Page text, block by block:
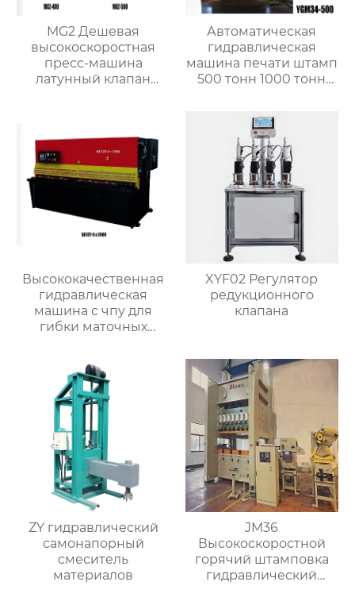
MG2 Дешевая
высокоскоростная
пресс-машина
латунный клапан
Автоматическая
гидравлическая
машина печати штамп
500 тонн 1000 тонн
Высококачественная
гидравлическая
машина с чпу для
гибки маточных
XYF02 Регулятор
редукционного
клапана
ZY гидравлический
самонапорный
смеситель
материалов
JM36
Высокоскоростной
горячий штамповка
гидравлический